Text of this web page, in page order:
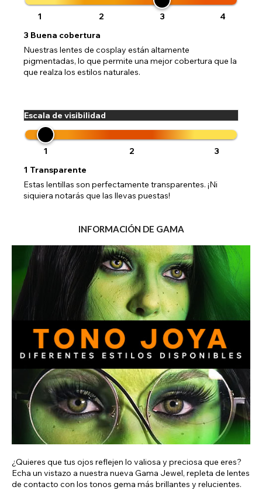
1 2 3
4
3 Buena cobertura
Nuestras lentes de cosplay están altamente
pigmentadas, lo que permite una mejor cobertura que la
que realza los estilos naturales.
Escala de visibilidad
1 2
3
1 Transparente
Estas lentillas son perfectamente transparentes. ¡Ni
siquiera notarás que las llevas puestas!
INFORMACIÓN DE GAMA
¿Quieres que tus ojos reflejen lo valiosa y preciosa que eres?
Echa un vistazo a nuestra nueva Gama Jewel, repleta de lentes
de contacto con los tonos gema más brillantes y relucientes.